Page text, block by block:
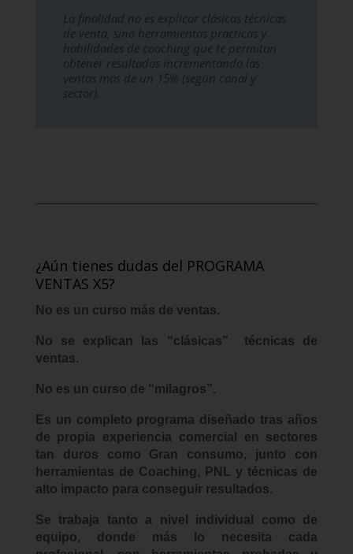
La finalidad no es explicar clásicas técnicas
de venta, sino herramientas prácticas y
habilidades de coaching que te permitan
obtener resultados incrementando las
ventas más de un 15% (según canal y
sector).
¿Aún tienes dudas del PROGRAMA
VENTAS X5?
No es un curso más de ventas.
No se explican las “clásicas” técnicas de
ventas.
No es un curso de “milagros”.
Es un completo programa diseñado tras años
de propia experiencia comercial en sectores
tan duros como Gran consumo, junto con
herramientas de Coaching, PNL y técnicas de
alto impacto para conseguir resultados.
Se trabaja tanto a nivel individual como de
equipo, donde más lo necesita cada